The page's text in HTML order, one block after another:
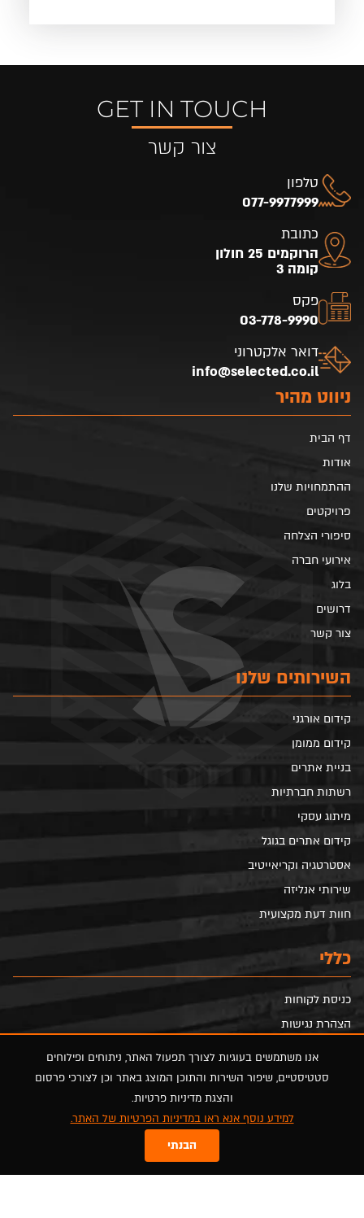
GET IN TOUCH
צור קשר
ניווט מהיר
דף הבית
אודות
ההתמחויות שלנו
פרויקטים
סיפורי הצלחה
אירועי חברה
בלוג
דרושים
צור קשר
השירותים שלנו
קידום אורגני
קידום ממומן
בניית אתרים
רשתות חברתיות
מיתוג עסקי
קידום אתרים בגוגל
אסטרטגיה וקריאייטיב
שירותי אנליזה
חוות דעת מקצועית
כללי
כניסת לקוחות
הצהרת נגישות
מדיניות פרטיות
טלפון
077-9977999
כתובת
הרוקמים 25 חולון
קומה 3
פקס
03-778-9990
דואר אלקטרוני
info@selected.co.il
FOLLOW US
אנו משתמשים בעוגיות לצורך תפעול האתר, ניתוחים ופילוחים
סטטיסטיים, שיפור השירות והתוכן המוצג באתר וכן לצורכי פרסום
והצגת מדיניות פרטיות.
למידע נוסף אנא ראו במדיניות הפרטיות של האתר.
הבנתי